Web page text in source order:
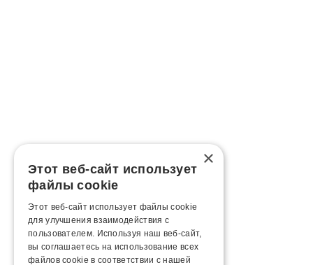
×
Этот веб-сайт использует
файлы cookie
Этот веб-сайт использует файлы cookie
для улучшения взаимодействия с
пользователем. Используя наш веб-сайт,
вы соглашаетесь на использование всех
файлов cookie в соответствии с нашей